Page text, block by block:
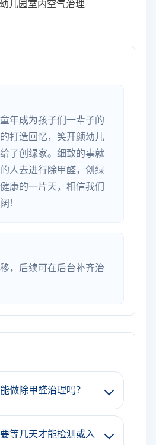
年成为孩子们一辈子的
打造回忆，笑开颜幼儿
了创绿家。细致的事就
人去进行除甲醛，创绿
康的一片天，相信我们
！
，后续可在后台补齐治
做除甲醛治理吗？
等几天才能检测或入